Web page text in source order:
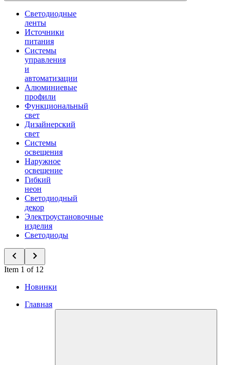
Светодиодные
ленты
Источники
питания
Системы
управления
и
автоматизации
Алюминиевые
профили
Функциональный
свет
Дизайнерский
свет
Системы
освещения
Наружное
освещение
Гибкий
неон
Светодиодный
декор
Электроустановочные
изделия
Светодиоды
Item 1 of 12
Новинки
Главная